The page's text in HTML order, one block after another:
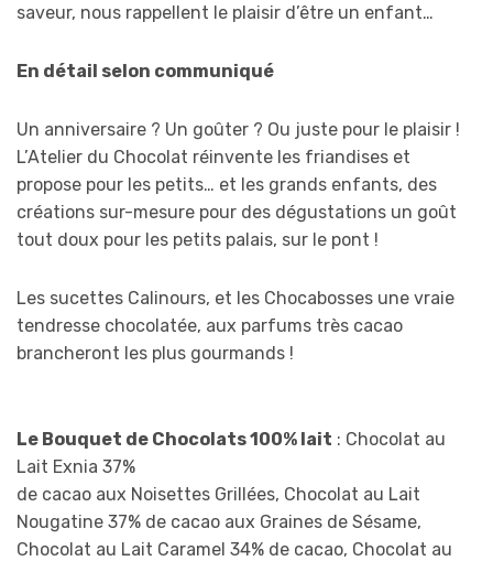
saveur, nous rappellent le plaisir d’être un enfant…
En détail selon communiqué
Un anniversaire ? Un goûter ? Ou juste pour le plaisir !
L’Atelier du Chocolat réinvente les friandises et
propose pour les petits… et les grands enfants, des
créations sur-mesure pour des dégustations un goût
tout doux pour les petits palais, sur le pont !
Les sucettes Calinours, et les Chocabosses une vraie
tendresse chocolatée, aux parfums très cacao
brancheront les plus gourmands !
Le Bouquet de Chocolats 100% lait : Chocolat au
Lait Exnia 37%
de cacao aux Noisettes Grillées, Chocolat au Lait
Nougatine 37% de cacao aux Graines de Sésame,
Chocolat au Lait Caramel 34% de cacao, Chocolat au